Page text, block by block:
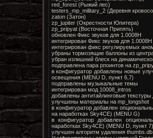
red_forest (Рыжий лес)
testers_mp_military_2 (Деревня
zaton (Затон)
zp_jupiter (Окрестности Юпитера)
zp_pripyat (Восточная Припять)
обновлен Фикс звуков для 1.0008H
интегрирован Фикс звуков для 1.0008H
интегрирован фикс регулируемых
убраны тормозящие баллоны из
убран излишний блеск на
подправлена пара рпоинтов на
в конфигуратор добавлены новые
освещения (MENU D, пункт 6,7)
подправлены музыкальные темы
интегрирован мод 10008_intros
добавлены антитайлинговые
улучшены материалы на mp_longshot
в конфигуратор добавлен
на наработках Sky4CE) (MENU G)
в конфигуратор добавлен
наработках Sky4CE) (MENU D, пункт
улучшен алгоритм удаления